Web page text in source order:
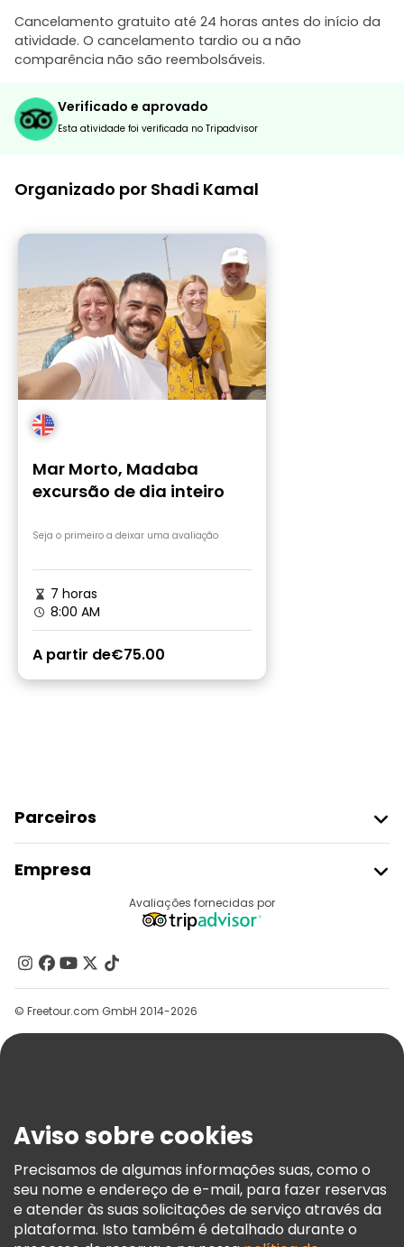
Cancelamento gratuito até 24 horas antes do início da
atividade. O cancelamento tardio ou a não
comparência não são reembolsáveis.
Verificado e aprovado
Esta atividade foi verificada no Tripadvisor
Organizado por Shadi Kamal
Mar Morto, Madaba
excursão de dia inteiro
Seja o primeiro a deixar uma avaliação
7 horas
8:00 AM
A partir de€75.00
Parceiros
Registo Do Fornecedor
Programa De Afiliados
Empresa
Contacte-Nos
Grupos
Ajuda
Termos E Informações Legais
Política De Cookies
Freetour Prémios
Programa De Fidelidade
Avaliações fornecidas por
© Freetour.com GmbH 2014-2026
Aviso sobre cookies
Precisamos de algumas informações suas, como o
seu nome e endereço de e-mail, para fazer reservas
e atender às suas solicitações de serviço através da
plataforma. Isto também é detalhado durante o